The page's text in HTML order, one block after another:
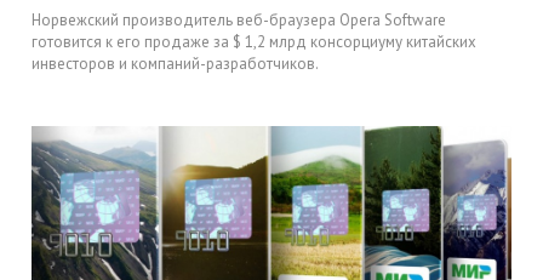
Норвежский производитель веб-браузера Opera Software
готовится к его продаже за $ 1,2 млрд консорциуму китайских
инвесторов и компаний-разработчиков.